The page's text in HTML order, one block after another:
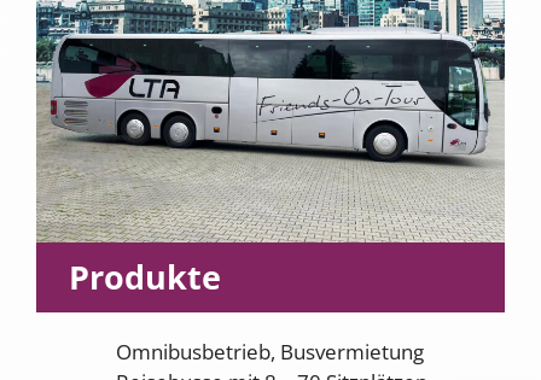
Produkte
Omnibusbetrieb, Busvermietung